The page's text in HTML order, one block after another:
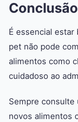
Conclusão
É essencial
pet não pode
alimentos como
cuidadoso ao
Sempre
novos alimentos